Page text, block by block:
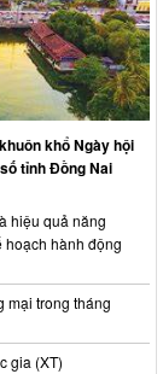
khổ Ngày hội
tỉnh Đồng Nai
hiệu quả năng
hoạch hành động
mại trong tháng
gia (XT)